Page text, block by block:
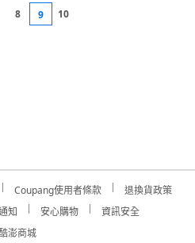
8 9 10
Coupang使用者條款
退換貨政策
知 安心購物
資訊安全
澎商城